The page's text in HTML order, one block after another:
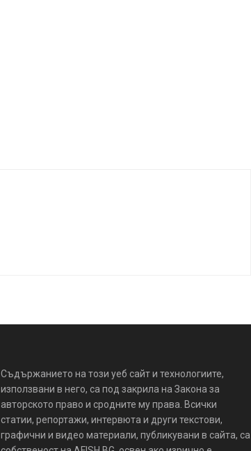
Съдържанието на този уеб сайт и технологиите,
използвани в него, са под закрила на Закона за
авторското право и сродните му права. Всички
статии, репортажи, интервюта и други текстови,
графични и видео материали, публикувани в сайта, са